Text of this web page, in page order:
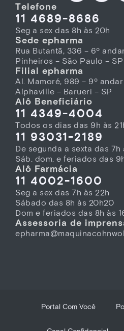
Telefone
11 4689-8686
Seg a sex das 8h às 20h
Sede epharma
Rua Butantã, 336 – 6º
Pinheiros – São Paulo – SP
Filial epharma
Al. Mamoré, 989 – 9º andar
Alphaville – Barueri – SP
Alô Beneficiário
11 4349-4004
Todos os dias das 9h às
11 93031-2189
De segunda a sexta das 7h
Sáb. dom. e feriados das
Alô Farmácia
11 4002-1600
Seg a sex das 7h às 22h
Sábado das 8h às 20h20
Dom e feriados das 8h às
Assessoria de
Portal Com Você